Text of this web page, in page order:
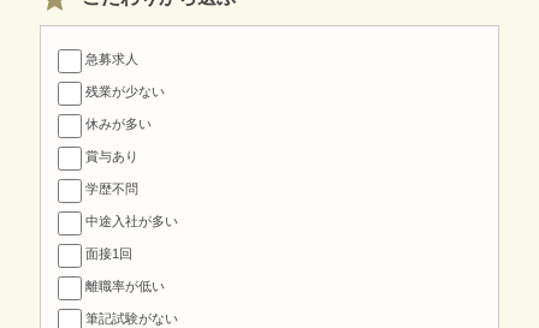
急募求人
残業が少ない
休みが多い
賞与あり
学歴不問
中途入社が多い
面接1回
離職率が低い
筆記試験がない